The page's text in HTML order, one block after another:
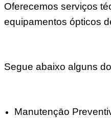
Oferecemos serviços
equipamentos ópticos
Segue abaixo alguns
Manutençāo